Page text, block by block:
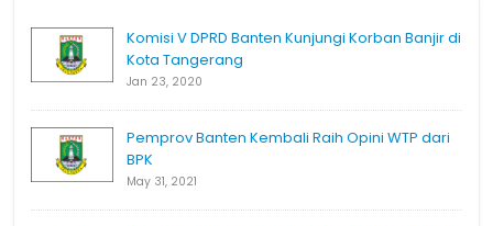
Komisi V DPRD Banten Kunjungi Korban Banjir di
Kota Tangerang
Jan 23, 2020
Pemprov Banten Kembali Raih Opini WTP dari
BPK
May 31, 2021